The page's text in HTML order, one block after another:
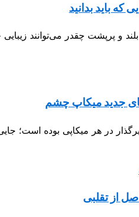
باید بدانید
و پرپشت چقدر می‌توانند
جدید میکاپ چشم
در هر میکاپی بوده است؛
از تقلبی